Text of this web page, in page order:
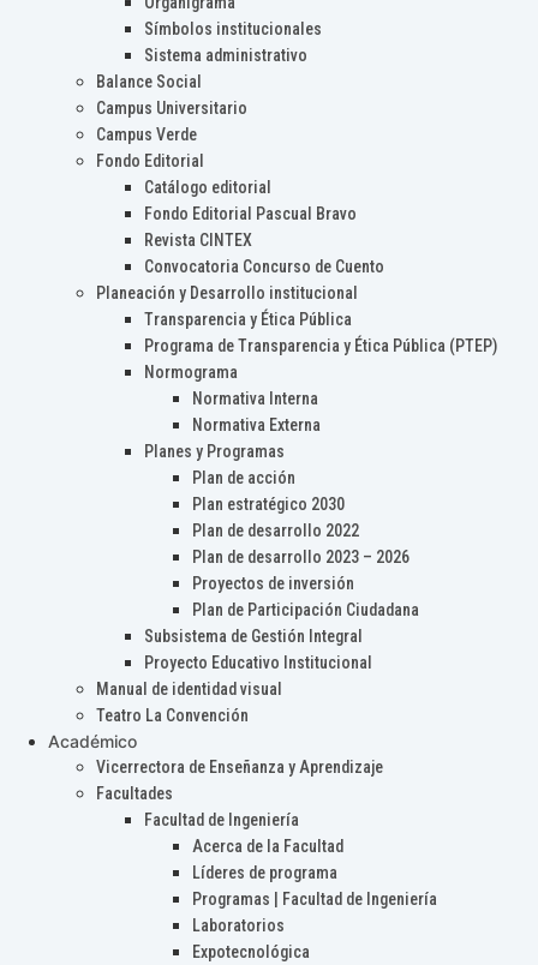
Símbolos institucionales
Sistema administrativo
Balance Social
Campus Universitario
Campus Verde
Fondo Editorial
Catálogo editorial
Fondo Editorial Pascual Bravo
Revista CINTEX
Convocatoria Concurso de Cuento
Planeación y Desarrollo institucional
Transparencia y Ética Pública
Programa de Transparencia y Ética Pública (PTEP)
Normograma
Normativa Interna
Normativa Externa
Planes y Programas
Plan de acción
Plan estratégico 2030
Plan de desarrollo 2022
Plan de desarrollo 2023 – 2026
Proyectos de inversión
Plan de Participación Ciudadana
Subsistema de Gestión Integral
Proyecto Educativo Institucional
Manual de identidad visual
Teatro La Convención
Académico
Vicerrectora de Enseñanza y Aprendizaje
Facultades
Facultad de Ingeniería
Acerca de la Facultad
Líderes de programa
Programas | Facultad de Ingeniería
Laboratorios
Expotecnológica